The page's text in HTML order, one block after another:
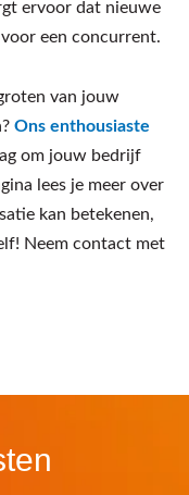
ervoor dat nieuwe
een concurrent.
van jouw
Ons enthousiaste
om jouw bedrijf
lees je meer over
kan betekenen,
Neem contact met